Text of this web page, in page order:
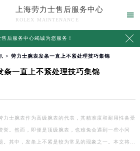
上海劳力士售后服务中心
ROLEX MAINTENANCE

售后服务中心竭诚为您服务！ 
> 劳力士腕表发条一直上不紧处理技巧集锦
条一直上不紧处理技巧集锦
力士腕表作为高级腕表的代表，其精准度和耐用性备受
誉。然而，即便是顶级腕表，也难免会遇到一些小问
。其中，发条上不紧是较为常见的现象之一。本文将为